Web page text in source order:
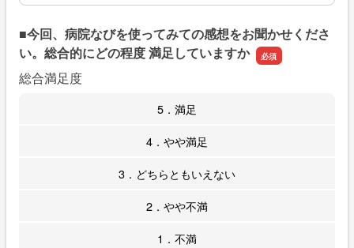
■今回、病院なびを使ってみての感想をお聞かせくださ
い。総合的にどの程度 満足していますか
総合満足度
5．満足
4．やや満足
3．どちらともいえない
2．やや不満
1．不満